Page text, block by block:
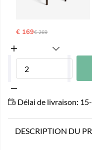
€ 169Ordinarie pris:
€ 269
Délai de livraison:
DESCRIPTION DU